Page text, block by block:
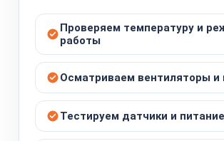
Проверяем температуру и
работы
Осматриваем вентиляторы и
Тестируем датчики и питание